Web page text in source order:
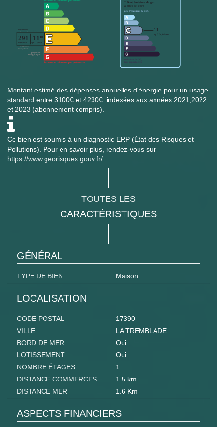
Montant estimé des dépenses annuelles d'énergie pour un usage
standard entre 3100€ et 4230€. indexées aux années 2021,2022
et 2023 (abonnement compris).
Ce bien est soumis à un diagnostic ERP (État des Risques et
Pollutions). Pour en savoir plus, rendez-vous sur
https://www.georisques.gouv.fr/
TOUTES LES
CARACTÉRISTIQUES
GÉNÉRAL
TYPE DE BIEN Maison
LOCALISATION
CODE POSTAL
17390
VILLE
LA TREMBLADE
BORD DE MER
Oui
LOTISSEMENT
Oui
NOMBRE ÉTAGES
1
DISTANCE COMMERCES
1.5 km
DISTANCE MER
1.6 Km
ASPECTS FINANCIERS